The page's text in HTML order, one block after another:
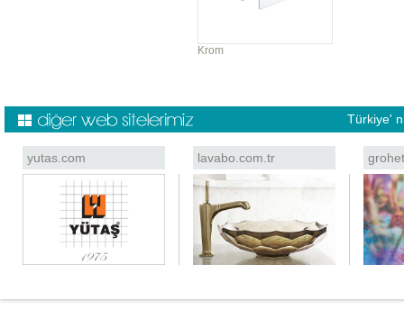
Krom
Türkiye'
yutas.com lavabo.com.tr